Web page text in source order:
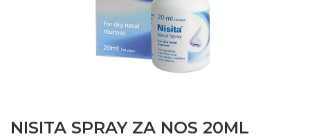
NISITA SPRAY ZA NOS 20ML